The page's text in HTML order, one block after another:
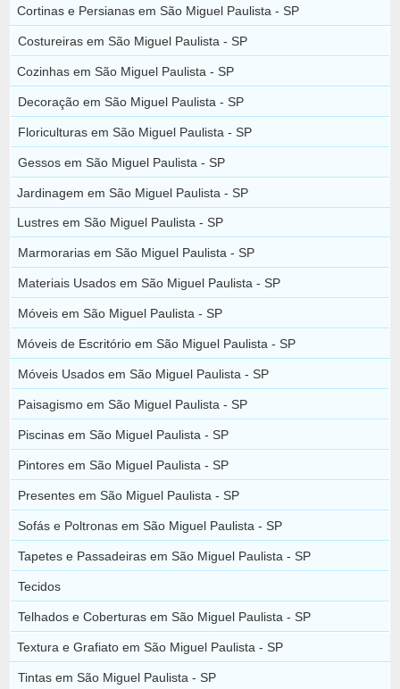
Cortinas e Persianas em São Miguel Paulista - SP
Costureiras em São Miguel Paulista - SP
Cozinhas em São Miguel Paulista - SP
Decoração em São Miguel Paulista - SP
Floriculturas em São Miguel Paulista - SP
Gessos em São Miguel Paulista - SP
Jardinagem em São Miguel Paulista - SP
Lustres em São Miguel Paulista - SP
Marmorarias em São Miguel Paulista - SP
Materiais Usados em São Miguel Paulista - SP
Móveis em São Miguel Paulista - SP
Móveis de Escritório em São Miguel Paulista - SP
Móveis Usados em São Miguel Paulista - SP
Paisagismo em São Miguel Paulista - SP
Piscinas em São Miguel Paulista - SP
Pintores em São Miguel Paulista - SP
Presentes em São Miguel Paulista - SP
Sofás e Poltronas em São Miguel Paulista - SP
Tapetes e Passadeiras em São Miguel Paulista - SP
Tecidos
Telhados e Coberturas em São Miguel Paulista - SP
Textura e Grafiato em São Miguel Paulista - SP
Tintas em São Miguel Paulista - SP